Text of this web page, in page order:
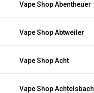
Vape Shop Abentheuer
Vape Shop Abtweiler
Vape Shop Acht
Vape Shop Achtelsbach